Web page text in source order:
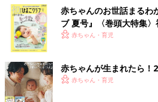
赤ちゃんのお世話まるわ
ブ 夏号』〈巻頭大特集
く！ おっぱい・ミルクの
赤ちゃん・育児
赤ちゃんが生まれたら！
赤ちゃん・育児